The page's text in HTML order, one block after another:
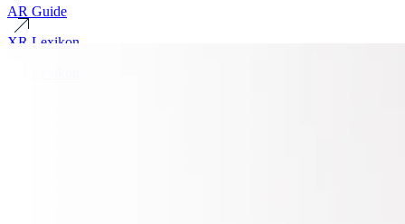
AR Guide
XR Lexikon